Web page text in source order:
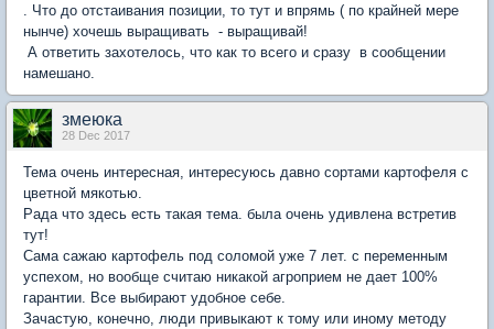
. Что до отстаивания позиции, то тут и впрямь ( по крайней мере
нынче) хочешь выращивать - выращивай!
А ответить захотелось, что как то всего и сразу в сообщении
намешано.
змеюка
28 Dec 2017
Тема очень интересная, интересуюсь давно сортами картофеля с
цветной мякотью.
Рада что здесь есть такая тема. была очень удивлена встретив
тут!
Сама сажаю картофель под соломой уже 7 лет. с переменным
успехом, но вообще считаю никакой агроприем не дает 100%
гарантии. Все выбирают удобное себе.
Зачастую, конечно, люди привыкают к тому или иному методу